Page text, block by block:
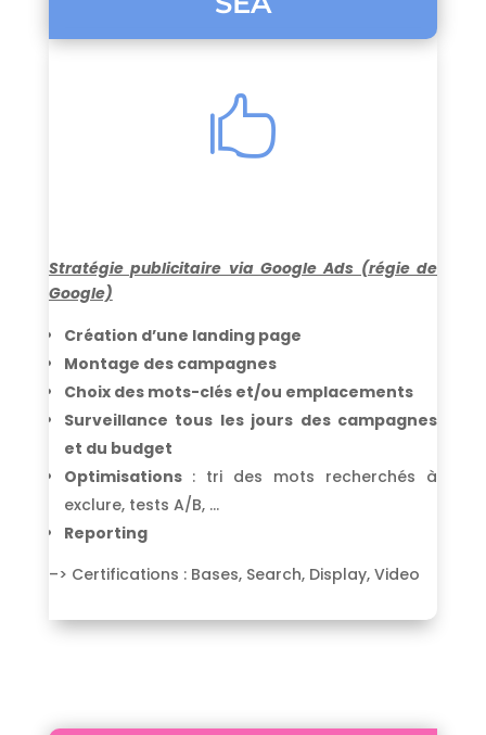

Stratégie publicitaire via Google Ads (régie de
Google)
Création d’une landing page
Montage des campagnes
Choix des mots-clés et/ou emplacements
Surveillance tous les jours des campagnes
et du budget
Optimisations : tri des mots recherchés à
exclure, tests A/B, …
Reporting
–> Certifications : Bases, Search, Display, Video